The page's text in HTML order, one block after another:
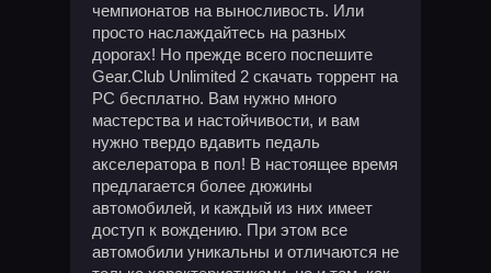
чемпионатов на выносливость. Или
просто наслаждайтесь на разных
дорогах! Но прежде всего поспешите
Gear.Club Unlimited 2 скачать торрент на
PC бесплатно. Вам нужно много
мастерства и настойчивости, и вам
нужно твердо вдавить педаль
акселератора в пол! В настоящее время
предлагается более дюжины
автомобилей, и каждый из них имеет
доступ к вождению. При этом все
автомобили уникальны и отличаются не